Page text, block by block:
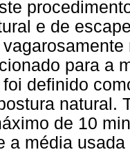
e de
para a
definido
natural.
de 10
a média